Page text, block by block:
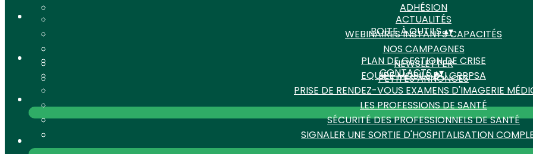
ADHÉSION
ACTUALITÉS
WEBINAIRES INSTANTS CAPACITÉS
NOS CAMPAGNES
NEWSLETTER
PETITES ANNONCES
BOITE À OUTILS▴▾
PLAN DE GESTION DE CRISE
EQUIPE MOBILE DU CRRPSA
PRISE DE RENDEZ-VOUS EXAMENS D'IMAGERIE
LES PROFESSIONS DE SANTÉ
SÉCURITÉ DES PROFESSIONNELS DE SANTÉ
SIGNALER UNE SORTIE D'HOSPITALISATION
CONTACTS▴▾